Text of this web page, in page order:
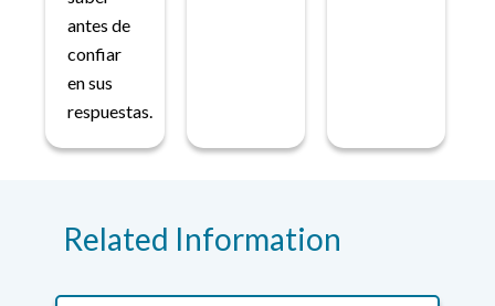
antes de
confiar
en sus
respuestas.
Related Information